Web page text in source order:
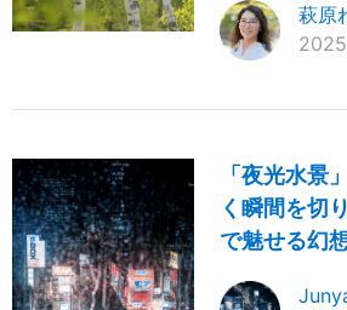
萩原
「夜光水景
く瞬間を切
で魅せる幻